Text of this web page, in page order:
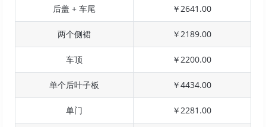
后盖 + 车尾 ￥2641.00
两个侧裙 ￥2189.00
车顶 ￥2200.00
单个后叶子板 ￥4434.00
单门 ￥2281.00